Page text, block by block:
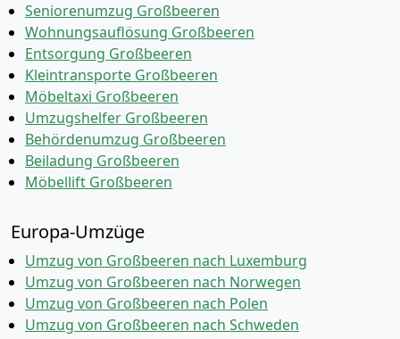
Seniorenumzug Großbeeren
Wohnungsauflösung Großbeeren
Entsorgung Großbeeren
Kleintransporte Großbeeren
Möbeltaxi Großbeeren
Umzugshelfer Großbeeren
Behördenumzug Großbeeren
Beiladung Großbeeren
Möbellift Großbeeren
Europa-Umzüge
Umzug von Großbeeren nach Luxemburg
Umzug von Großbeeren nach Norwegen
Umzug von Großbeeren nach Polen
Umzug von Großbeeren nach Schweden